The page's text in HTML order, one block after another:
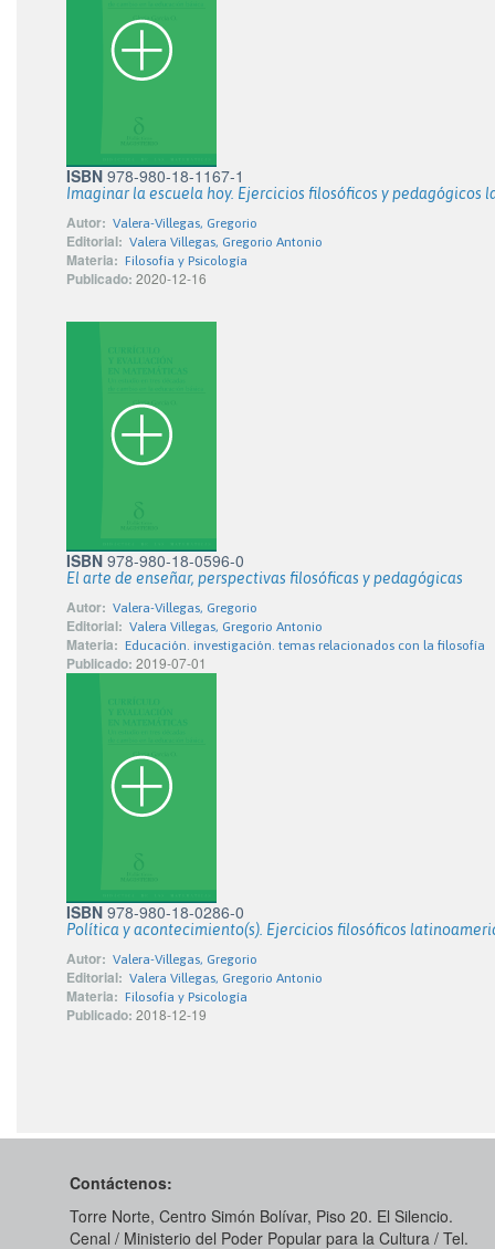
ISBN 978-980-18-1167-1
Imaginar la escuela hoy. Ejercicios filosóficos y pedagógicos
Autor: Valera-Villegas, Gregorio
Editorial: Valera Villegas, Gregorio Antonio
Materia: Filosofía y Psicología
Publicado: 2020-12-16
ISBN 978-980-18-0596-0
El arte de enseñar, perspectivas filosóficas y pedagógicas
Autor: Valera-Villegas, Gregorio
Editorial: Valera Villegas, Gregorio Antonio
Materia: Educación. investigación. temas relacionados con la filosofía
Publicado: 2019-07-01
ISBN 978-980-18-0286-0
Política y acontecimiento(s). Ejercicios filosóficos
Autor: Valera-Villegas, Gregorio
Editorial: Valera Villegas, Gregorio Antonio
Materia: Filosofía y Psicología
Publicado: 2018-12-19
Contáctenos:
Torre Norte, Centro Simón Bolívar, Piso 20. El Silencio.
Cenal / Ministerio del Poder Popular para la Cultura / Tel.